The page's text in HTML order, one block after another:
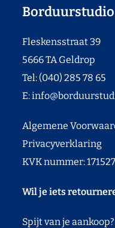
Fleskensstraat 39
5666 TA Geldrop
Tel: (040) 285 78 65
E:
Algemene
Privacyverklaring
KVK nummer:
Wil je iets
Spijt van je